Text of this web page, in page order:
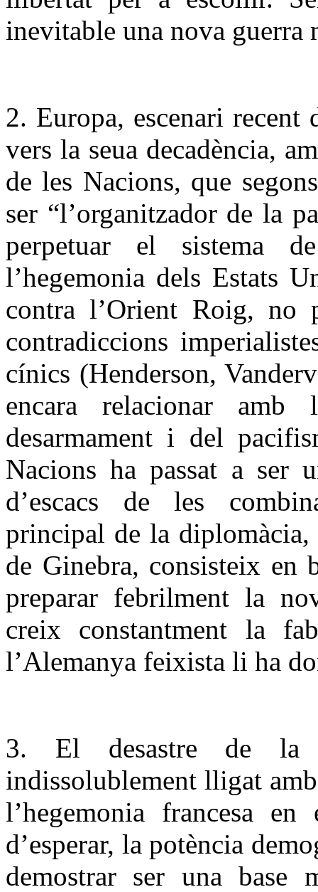
inevitable una nova guerra
2. Europa, escenari recent
vers la seua decadència,
de les Nacions, que
ser “l’organitzador de la
perpetuar el sistema
l’hegemonia dels Estats
contra l’Orient Roig, no
contradiccions
cínics (Henderson,
encara relacionar
desarmament i del
Nacions ha passat a ser
d’escacs de les
principal de la diplomàcia,
de Ginebra, consisteix en
preparar febrilment la
creix constantment la
l’Alemanya feixista li ha
3. El desastre de la
indissolublement lligat
l’hegemonia francesa
d’esperar, la potència
demostrar ser una base